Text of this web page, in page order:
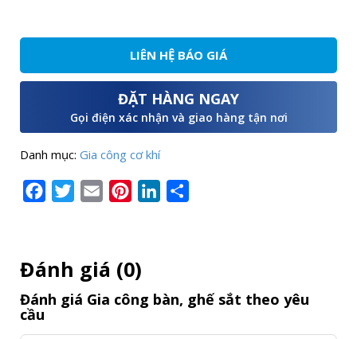
LIÊN HỆ BÁO GIÁ
ĐẶT HÀNG NGAY
Gọi điện xác nhận và giao hàng tận nơi
Danh mục: Gia công cơ khí
FacebookTwitterEmail PinterestLinkedIn
Đánh giá (0)
Đánh giá Gia công bàn, ghế sắt theo yêu
cầu